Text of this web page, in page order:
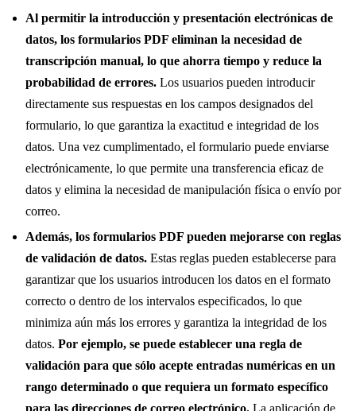
Al permitir la introducción y presentación electrónicas de
datos, los formularios PDF eliminan la necesidad de
transcripción manual, lo que ahorra tiempo y reduce la
probabilidad de errores. Los usuarios pueden introducir
directamente sus respuestas en los campos designados del
formulario, lo que garantiza la exactitud e integridad de los
datos. Una vez cumplimentado, el formulario puede enviarse
electrónicamente, lo que permite una transferencia eficaz de
datos y elimina la necesidad de manipulación física o envío por
correo.
Además, los formularios PDF pueden mejorarse con reglas
de validación de datos. Estas reglas pueden establecerse para
garantizar que los usuarios introducen los datos en el formato
correcto o dentro de los intervalos especificados, lo que
minimiza aún más los errores y garantiza la integridad de los
datos. Por ejemplo, se puede establecer una regla de
validación para que sólo acepte entradas numéricas en un
rango determinado o que requiera un formato específico